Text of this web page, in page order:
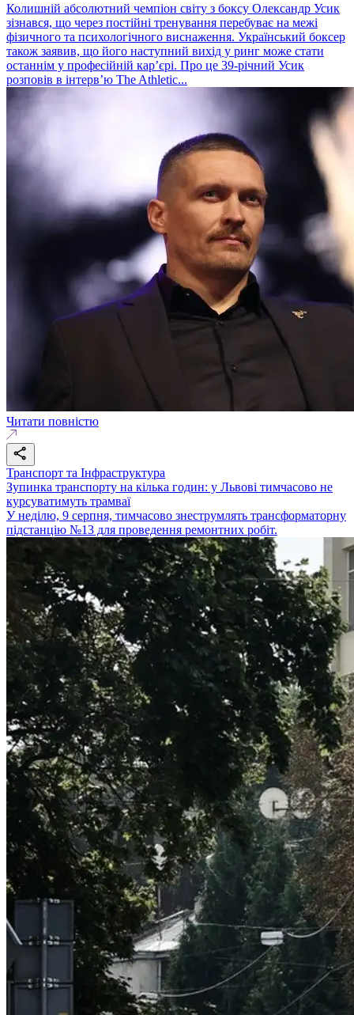
Колишній абсолютний чемпіон світу з боксу Олександр Усик
зізнався, що через постійні тренування перебуває на межі
фізичного та психологічного виснаження. Український боксер
також заявив, що його наступний вихід у ринг може стати
останнім у професійній кар’єрі. Про це 39-річний Усик
розповів в інтерв’ю The Athletic...
Читати повністю
Транспорт та Інфраструктура
Зупинка транспорту на кілька годин: у Львові тимчасово не
курсуватимуть трамваї
У неділю, 9 серпня, тимчасово знеструмлять трансформаторну
підстанцію №13 для проведення ремонтних робіт.